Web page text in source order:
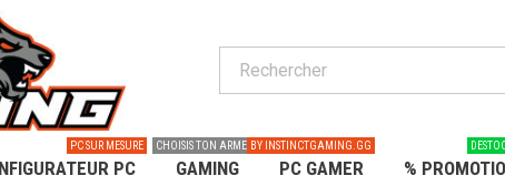
PC
PC SUR MESURE
GAMING
CHOISIS TON ARME
PC GAMER
BY INSTINCTGAMING.GG
%